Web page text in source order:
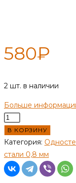
580₽
2 шт. в наличии
Больше
Количество
товара
Гильза
—
130(-)
В КОРЗИНУ
Категория:
стали 0,8 мм